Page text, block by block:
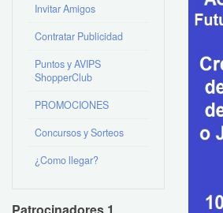
Invitar Amigos
Contratar Publicidad
Puntos y AVIPS
ShopperClub
PROMOCIONES
Concursos y Sorteos
¿Como llegar?